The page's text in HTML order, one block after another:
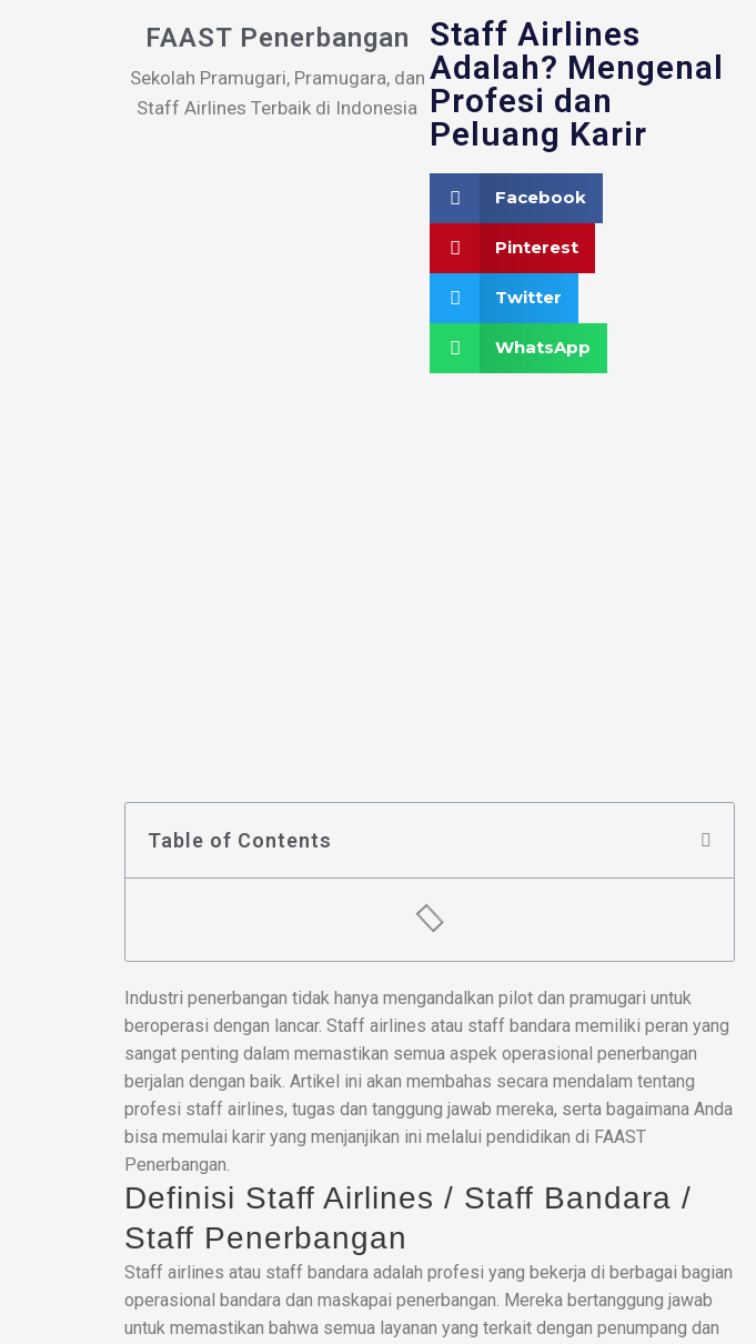
FAAST Penerbangan
Sekolah Pramugari, Pramugara, dan
Staff Airlines Terbaik di Indonesia
Staff Airlines
Adalah? Mengenal
Profesi dan
Peluang Karir
Facebook
Pinterest
Twitter
WhatsApp
Table of Contents
Industri penerbangan tidak hanya mengandalkan pilot dan pramugari untuk
beroperasi dengan lancar. Staff airlines atau staff bandara memiliki peran yang
sangat penting dalam memastikan semua aspek operasional penerbangan
berjalan dengan baik. Artikel ini akan membahas secara mendalam tentang
profesi staff airlines, tugas dan tanggung jawab mereka, serta bagaimana Anda
bisa memulai karir yang menjanjikan ini melalui pendidikan di FAAST
Penerbangan.
Definisi Staff Airlines / Staff Bandara /
Staff Penerbangan
Staff airlines atau staff bandara adalah profesi yang bekerja di berbagai bagian
operasional bandara dan maskapai penerbangan. Mereka bertanggung jawab
untuk memastikan bahwa semua layanan yang terkait dengan penumpang dan